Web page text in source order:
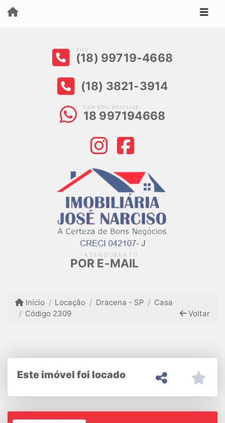
Vivo
(18) 99719-4668
(18) 3821-3914
Fala pelo Whatssap
18 997194668
ATENDIMENTO
POR E-MAIL
Início Locação Dracena - SP
Casa
Código 2309
Voltar
Este imóvel foi locado